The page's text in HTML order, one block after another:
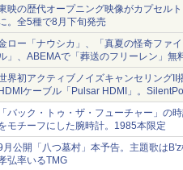
映の歴代オープニング映像がカプセルト
。全5種で8月下旬発売
ロー「ナウシカ」、「真夏の怪奇ファイ
」、ABEMAで「葬送のフリーレン」無
ど。夏の特番・配信情報
界初アクティブノイズキャンセリングII
ケーブル「Pulsar HDMI」。
ら
バック・トゥ・ザ・フューチャー」の
モチーフにした腕時計。1985本限定
月公開「八つ墓村」本予告。主題歌は
弘率いるTMG